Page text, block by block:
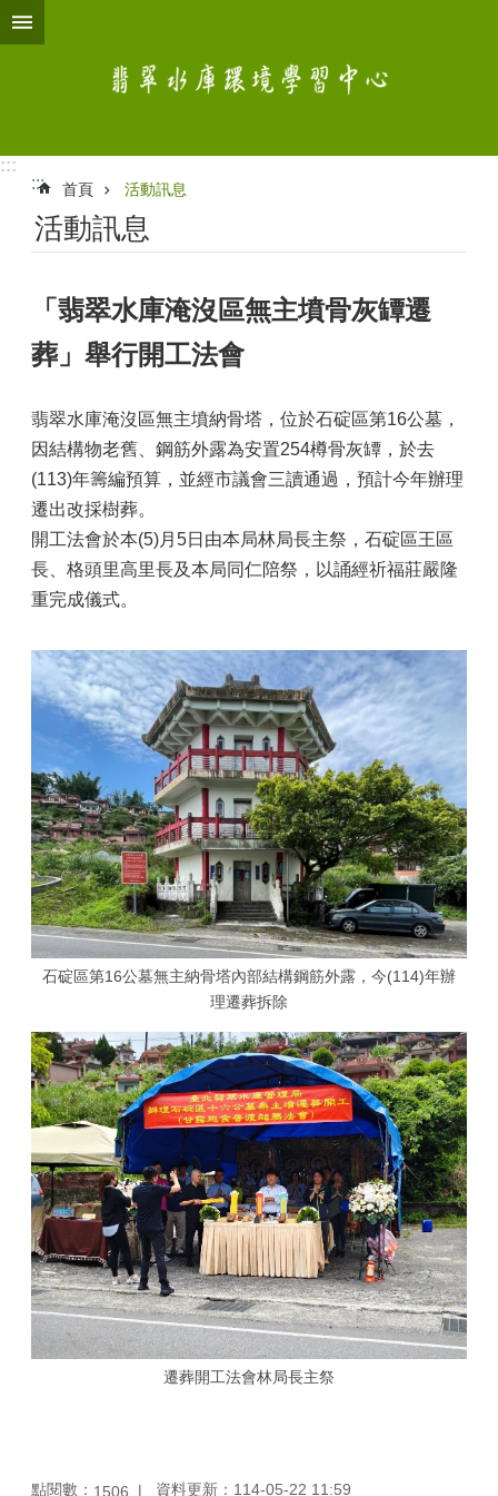
跳到主要內容區塊
:::
:::
首頁 活動訊息
活動訊息
「翡翠水庫淹沒區無主墳骨灰罈遷
葬」舉行開工法會
翡翠水庫淹沒區無主墳納骨塔，位於石碇區第16公墓，
因結構物老舊、鋼筋外露為安置254樽骨灰罈，於去
(113)年籌編預算，並經市議會三讀通過，預計今年辦理
遷出改採樹葬。
開工法會於本(5)月5日由本局林局長主祭，石碇區王區
長、格頭里高里長及本局同仁陪祭，以誦經祈福莊嚴隆
重完成儀式。
石碇區第16公墓無主納骨塔內部結構鋼筋外露，今(114)年辦
理遷葬拆除
遷葬開工法會林局長主祭
點閱數： 1506 資料更新：114-05-22 11:59